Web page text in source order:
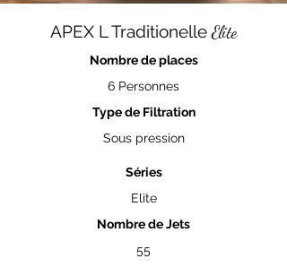
APEX L TraditionelleElite
Nombre de places
6 Personnes
Type de Filtration
Sous pression
Séries
Elite
Nombre de Jets
55